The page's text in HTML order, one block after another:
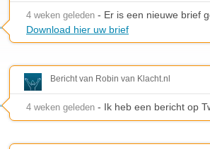
4 weken geleden - Er is een nieuwe brief
Download hier uw brief
Bericht van Robin van Klacht.nl
4 weken geleden - Ik heb een bericht op